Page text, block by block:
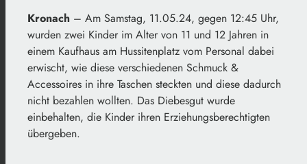
Kronach – Am Samstag, 11.05.24, gegen 12:45 Uhr,
wurden zwei Kinder im Alter von 11 und 12 Jahren in
einem Kaufhaus am Hussitenplatz vom Personal dabei
erwischt, wie diese verschiedenen Schmuck &
Accessoires in ihre Taschen steckten und diese dadurch
nicht bezahlen wollten. Das Diebesgut wurde
einbehalten, die Kinder ihren Erziehungsberechtigten
übergeben.